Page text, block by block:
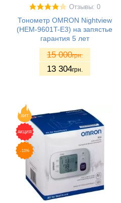
Отзывы: 0
Тонометр OMRON Nightview
(НЕМ-9601T-E3) на запястье
гарантия 5 лет
15 000грн.
13 304грн.
ХИТ
АКЦИЯ
-11%